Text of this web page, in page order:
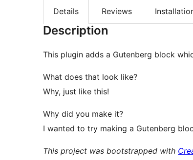
Details Reviews
Description
This plugin adds a Gutenberg block
What does that look like?
Why, just like this!
Why did you make it?
I wanted to try making a Gutenberg
This project was bootstrapped with